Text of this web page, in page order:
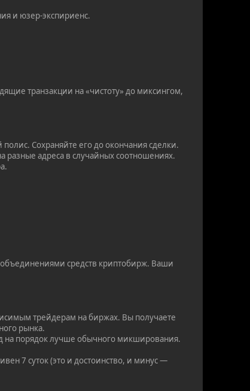
и юзер-экспириенс.
транзакции на «чистоту» до миксингом,
Сохраняйте его до окончания сделки.
разные адреса в случайных соотношениях.
средств криптобирж. Ваши
трейдерам на биржах. Вы получаете
рынка.
на порядок лучше обычного микширования.
7 суток (это и достоинство, и минус —